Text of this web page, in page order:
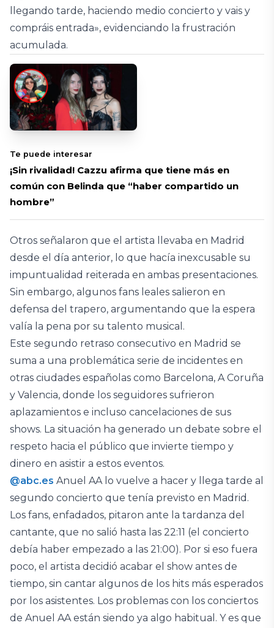
llegando tarde, haciendo medio concierto y vais y
compráis entrada», evidenciando la frustración
acumulada.
Te puede interesar
¡Sin rivalidad! Cazzu afirma que tiene más en
común con Belinda que “haber compartido un
hombre”
Otros señalaron que el artista llevaba en Madrid
desde el día anterior, lo que hacía inexcusable su
impuntualidad reiterada en ambas presentaciones.
Sin embargo, algunos fans leales salieron en
defensa del trapero, argumentando que la espera
valía la pena por su talento musical.
Este segundo retraso consecutivo en Madrid se
suma a una problemática serie de incidentes en
otras ciudades españolas como Barcelona, A Coruña
y Valencia, donde los seguidores sufrieron
aplazamientos e incluso cancelaciones de sus
shows. La situación ha generado un debate sobre el
respeto hacia el público que invierte tiempo y
dinero en asistir a estos eventos.
@abc.es Anuel AA lo vuelve a hacer y llega tarde al
segundo concierto que tenía previsto en Madrid.
Los fans, enfadados, pitaron ante la tardanza del
cantante, que no salió hasta las 22:11 (el concierto
debía haber empezado a las 21:00). Por si eso fuera
poco, el artista decidió acabar el show antes de
tiempo, sin cantar algunos de los hits más esperados
por los asistentes. Los problemas con los conciertos
de Anuel AA están siendo ya algo habitual. Y es que